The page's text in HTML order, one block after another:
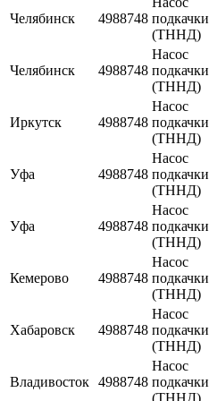
Челябинск 4988748 подкачки
(ТННД)
Челябинск 4988748
Насос
подкачки
(ТННД)
Иркутск 4988748
Насос
подкачки
(ТННД)
Уфа 4988748
Насос
подкачки
(ТННД)
Уфа 4988748
Насос
подкачки
(ТННД)
Кемерово 4988748
Насос
подкачки
(ТННД)
Хабаровск 4988748
Насос
подкачки
(ТННД)
Владивосток 4988748
Насос
подкачки
(ТННД)